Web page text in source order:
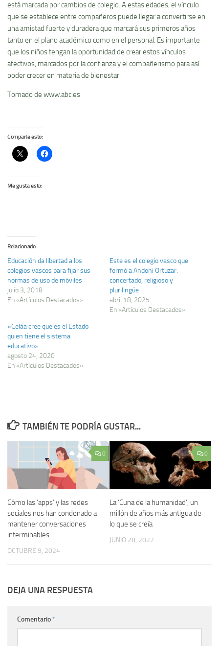
está marcada por cambios de colegio. A estas edades, el vínculo
que se establece entre compañeros puede llegar a convertirse en
una amistad fuerte y duradera que marcará sus primeros años
tanto en el plano académico como en el personal. Es importante
que los niños tengan la oportunidad de crear estos vínculos
afectivos, marcados por la confianza y el compañerismo para así
poder crecer en materia de bienestar.
Tomado de www.abc.es
Comparte esto:
Me gusta esto:
Relacionado
Educación da libertad a los
colegios vascos para fijar sus
normas de uso de móviles
julio 3, 2018
En «Artículos Destacados»
Este es el colegio vasco que
formó a Andoni Ortuzar:
concertado, religioso y
plurilingüe
abril 18, 2025
En «Artículos Destacados»
«Celáa cree que es el Estado
quien tiene el sistema
educativo»
agosto 24, 2020
En «Artículos Destacados»
TAMBIÉN TE PODRÍA GUSTAR...
0
Cómo las ‘apps’ y las redes
sociales nos han condenado a
mantener conversaciones
interminables
OCTUBRE 9, 2024
0
La ‘Cuna de la humanidad’, un
millón de años más antigua de
lo que se creía
JUNIO 28, 2022
DEJA UNA RESPUESTA
Comentario*